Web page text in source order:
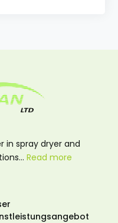
in spray dryer and
Read more